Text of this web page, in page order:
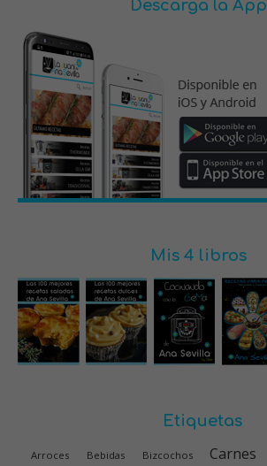
Descarga la App
Mis 4 libros
Etiquetas
Arroces Bebidas Bizcochos Carnes